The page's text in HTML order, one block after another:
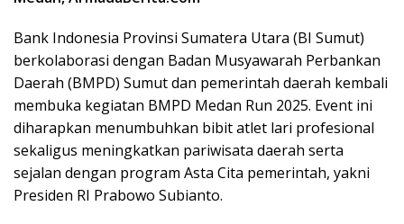
b
o
o
k
t
e
r
e
d
I
n
t
s
A
p
p
Bank Indonesia Provinsi Sumatera Utara (BI Sumut)
berkolaborasi dengan Badan Musyawarah Perbankan
Daerah (BMPD) Sumut dan pemerintah daerah kembali
membuka kegiatan BMPD Medan Run 2025. Event ini
diharapkan menumbuhkan bibit atlet lari profesional
sekaligus meningkatkan pariwisata daerah serta
sejalan dengan program Asta Cita pemerintah, yakni
Presiden RI Prabowo Subianto.